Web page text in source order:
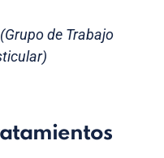
de Trabajo